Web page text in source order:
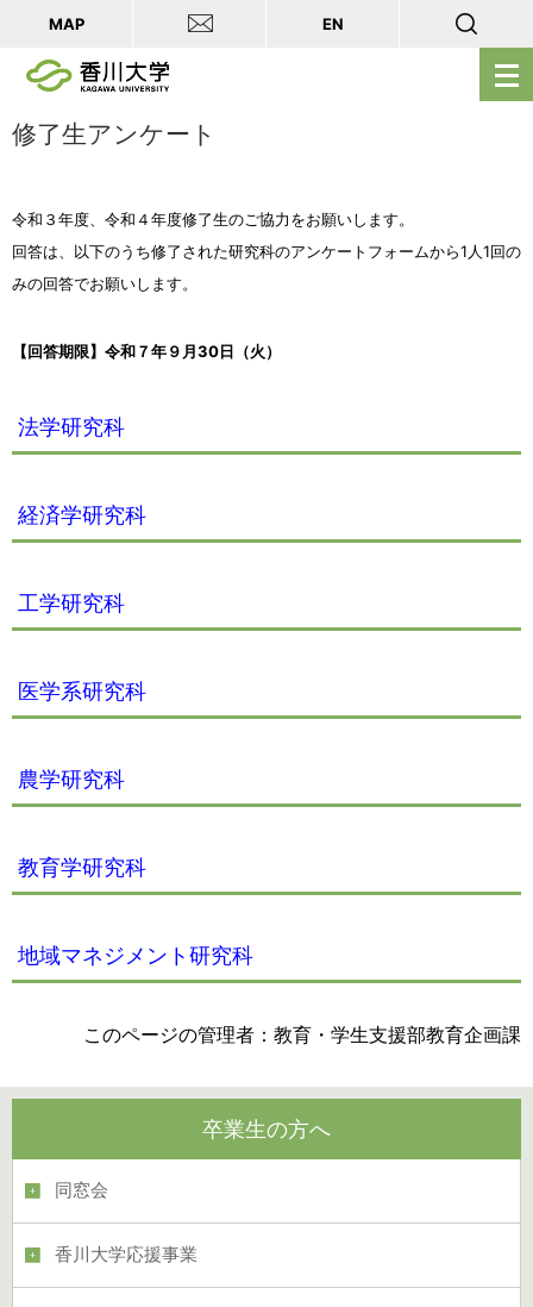
メ
ニ
く
MAP EN
修了生アンケート
令和３年度、令和４年度修了生のご協力をお願いします。
回答は、以下のうち修了された研究科のアンケートフォームから1人1回の
みの回答でお願いします。
【回答期限】令和７年９月30日（火）
法学研究科
経済学研究科
工学研究科
医学系研究科
農学研究科
教育学研究科
地域マネジメント研究科
このページの管理者：教育・学生支援部教育企画課
卒業生の方へ
同窓会
香川大学応援事業